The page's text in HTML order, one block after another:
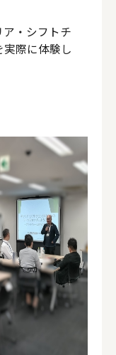
・シフトチ
際に体験し